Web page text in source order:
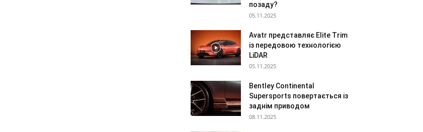
позаду?
05.11.2025
Avatr представляє Elite Trim
із передовою технологією
LiDAR
05.11.2025
Bentley Continental
Supersports повертається із
заднім приводом
08.11.2025